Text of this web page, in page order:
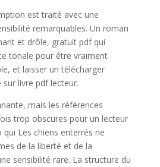
est traité avec une
remarquables. Un roman
et drôle, gratuit pdf qui
tonale pour être vraiment
et laisser un télécharger
livre pdf lecteur.
mais les références
trop obscures pour un lecteur
Les chiens enterrés ne
de la liberté et de la
sensibilité rare. La structure du